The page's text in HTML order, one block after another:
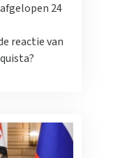
24
reactie van